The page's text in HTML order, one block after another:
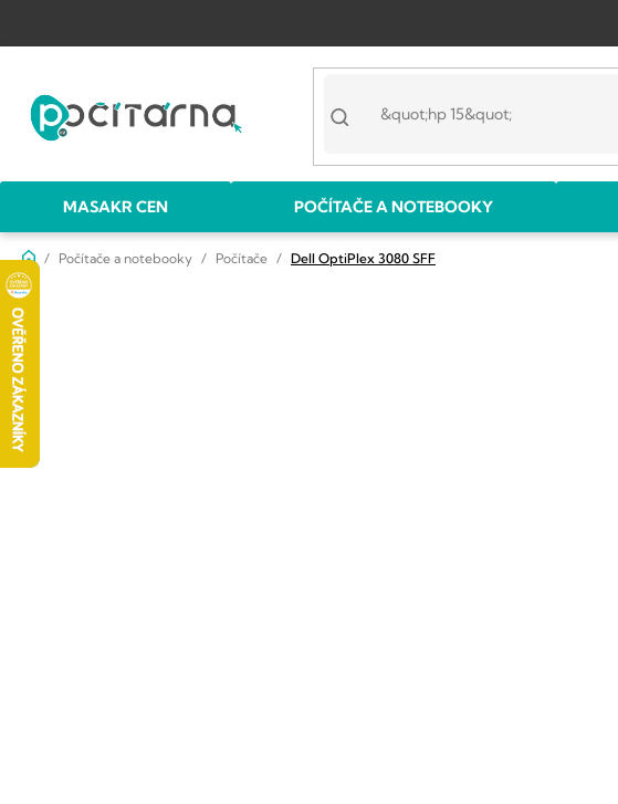
obsah
MASAKR CEN POČÍTAČE A NOTEBOOKY
DomůPočítače a notebooky Počítače Dell OptiPlex 3080 SFF